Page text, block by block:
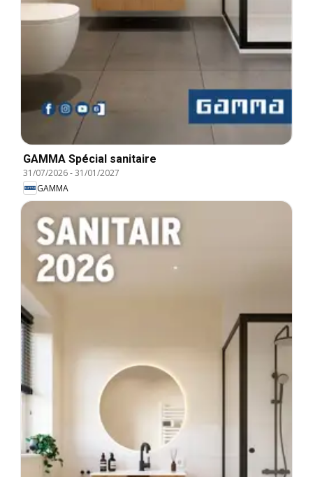
GAMMA Spécial sanitaire
31/07/2026-31/01/2027
GAMMA